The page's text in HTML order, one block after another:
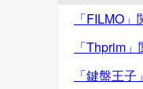
「FILMO」
「Thprim
「鍵盤王